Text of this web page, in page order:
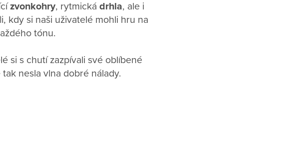
zvonkohry, rytmická drhla, ale i
kdy si naši uživatelé mohli hru na
tónu.
si s chutí zazpívali své oblíbené
nesla vlna dobré nálady.